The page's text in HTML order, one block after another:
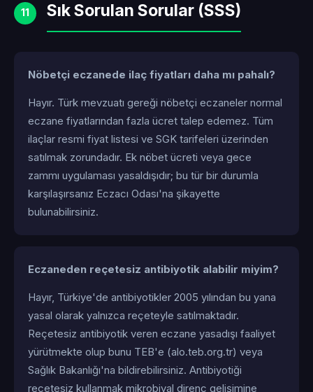
11 Sık Sorulan Sorular (SSS)
Nöbetçi eczanede ilaç fiyatları daha mı pahalı?
Hayır. Türk mevzuatı gereği nöbetçi eczaneler normal
eczane fiyatlarından fazla ücret talep edemez. Tüm
ilaçlar resmi fiyat listesi ve SGK tarifeleri üzerinden
satılmak zorundadır. Ek nöbet ücreti veya gece
zammı uygulaması yasaldışıdır; bu tür bir durumla
karşılaşırsanız Eczacı Odası'na şikayette
bulunabilirsiniz.
Eczaneden reçetesiz antibiyotik alabilir miyim?
Hayır, Türkiye'de antibiyotikler 2005 yılından bu yana
yasal olarak yalnızca reçeteyle satılmaktadır.
Reçetesiz antibiyotik veren eczane yasadışı faaliyet
yürütmekte olup bunu TEB'e (alo.teb.org.tr) veya
Sağlık Bakanlığı'na bildirebilirsiniz. Antibiyotiği
reçetesiz kullanmak mikrobiyal direnç gelişimine